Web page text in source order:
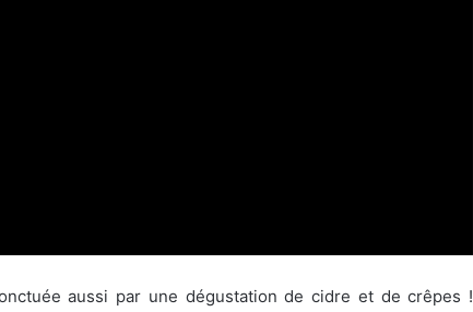
aussi par une dégustation de cidre et de crêpes !